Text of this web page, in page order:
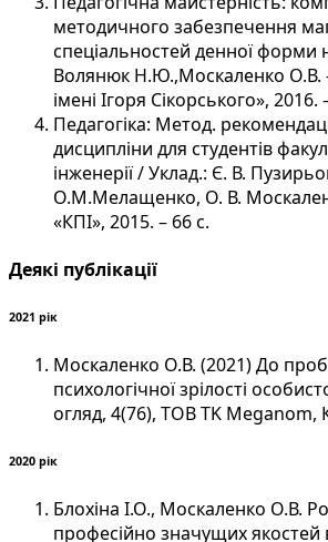
методичного забезпечення
спеціальностей денної форми
Волянюк Н.Ю.,Москаленко О.В.
імені Ігоря Сікорського», 2016.
Педагогіка: Метод.
дисципліни для студентів
інженерії / Уклад.: Є. В.
О.М.Мелащенко, О. В.
«КПІ», 2015. – 66 с.
Деякі публікації
2021 рік
Москаленко О.В. (2021) До
психологічної зрілості
огляд, 4(76), ТОВ TK Meganom,
2020 рік
Блохіна І.О., Москаленко О.В.
професійно значущих якостей